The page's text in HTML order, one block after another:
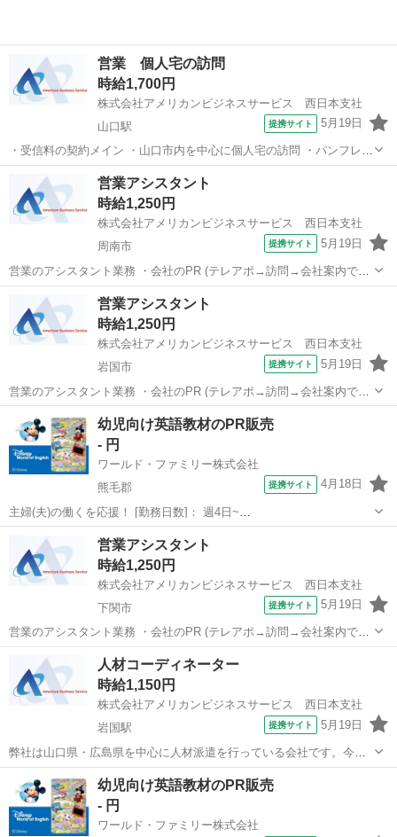
営業 個人宅の訪問
時給1,700円
株式会社アメリカンビジネスサービス 西日本支社
山口駅
提携サイト 5月19日
・受信料の契約メイン ・山口市内を中心に個人宅の訪問 ・パンフレッ
トの投函又は契約書記載の依頼をします ・事務所でのデータ入力 ※最
初は研修を受け、先輩と同行、慣れてきたら1人で市内を移動していた
だきます☆ 派遣社員 ...
山口駅 営業
営業アシスタント
時給1,250円
株式会社アメリカンビジネスサービス 西日本支社
周南市
提携サイト 5月19日
営業のアシスタント業務 ・会社のPR (テレアポ→訪問→会社案内で
OK) ・登録面接手続きなど (研修期間でしっかりお教えます！) ・入退
社手続きなどなど (派遣スタッフの方のサポート) 派遣社員 社会保険完
備 ※条件を...
営業
営業アシスタント
時給1,250円
株式会社アメリカンビジネスサービス 西日本支社
岩国市
提携サイト 5月19日
営業のアシスタント業務 ・会社のPR (テレアポ→訪問→会社案内で
OK) ・登録面接手続きなど (研修期間でしっかりお教えます！) ・入退
社手続きなどなど (派遣スタッフの方のサポート) 派遣社員 社会保険完
備 ※条件を...
岩国市 営業
幼児向け英語教材のPR販売
- 円
ワールド・ファミリー株式会社
熊毛郡
提携サイト 4月18日
主婦(夫)の働くを応援！ [勤務日数]： 週4日~
10:00~17:00/10:00~16:00/10:00~15:00/09:30~14:00 [勤務地・最寄
駅]： 山口県熊毛郡 ※勤務エリア選択可 ワールド・ファ...
営業
営業アシスタント
時給1,250円
株式会社アメリカンビジネスサービス 西日本支社
下関市
提携サイト 5月19日
営業のアシスタント業務 ・会社のPR (テレアポ→訪問→会社案内で
OK) ・登録面接手続きなど (研修期間でしっかりお教えます！) ・入退
社手続きなどなど (派遣スタッフの方のサポート) 派遣社員 社会保険完
備 ※条件を...
営業
人材コーディネーター
時給1,150円
株式会社アメリカンビジネスサービス 西日本支社
岩国駅
提携サイト 5月19日
弊社は山口県・広島県を中心に人材派遣を行っている会社です。今回
は弊社で従事頂く、人材コーディネーターの募集になります◎ ＼岩国
エリア担当スタッフの 募集になります◎／ 基本直行直
帰なので事務所へは週１日程度...
岩国市 岩国駅 営業
幼児向け英語教材のPR販売
- 円
ワールド・ファミリー株式会社